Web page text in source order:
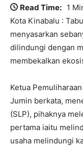
Read Time: 1
Kota Kinabalu :
menyasarkan
dilindungi dengan
membekalkan
Ketua
Jumin berkata,
(SLP), pihaknya
pertama iaitu
usaha melindungi